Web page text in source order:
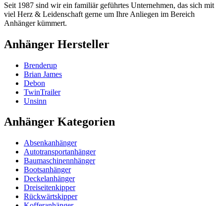
Seit 1987 sind wir ein familiär geführtes Unternehmen, das sich mit
viel Herz & Leidenschaft gerne um Ihre Anliegen im Bereich
Anhänger kümmert.
Anhänger Hersteller
Brenderup
Brian James
Debon
TwinTrailer
Unsinn
Anhänger Kategorien
Absenkanhänger
Autotransportanhänger
Baumaschinennhänger
Bootsanhänger
Deckelanhänger
Dreiseitenkipper
Rückwärtskipper